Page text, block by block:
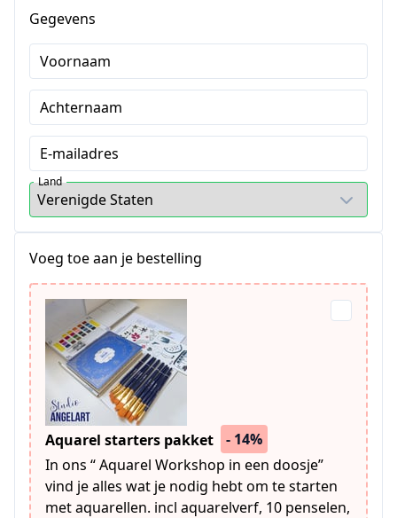
Gegevens
Voornaam
Achternaam
E-mailadres
Land
Voeg toe aan je bestelling
Aquarel starters pakket
- 14%
In ons “ Aquarel Workshop in een doosje”
vind je alles wat je nodig hebt om te starten
met aquarellen. incl aquarelverf, 10 penselen,